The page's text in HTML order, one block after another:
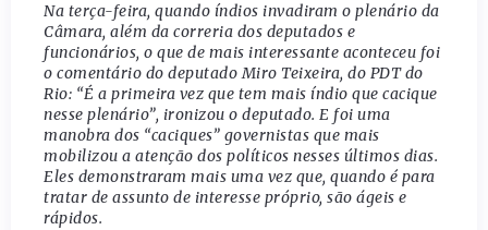
Na terça-feira, quando índios invadiram o plenário da
Câmara, além da correria dos deputados e
funcionários, o que de mais interessante aconteceu foi
o comentário do deputado Miro Teixeira, do PDT do
Rio: “É a primeira vez que tem mais índio que cacique
nesse plenário”, ironizou o deputado. E foi uma
manobra dos “caciques” governistas que mais
mobilizou a atenção dos políticos nesses últimos dias.
Eles demonstraram mais uma vez que, quando é para
tratar de assunto de interesse próprio, são ágeis e
rápidos.